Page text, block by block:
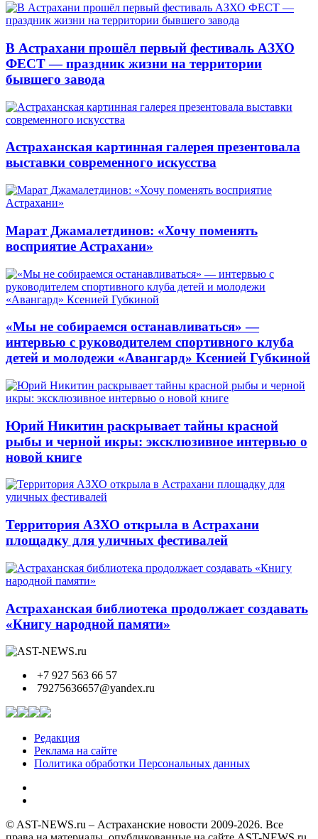
В Астрахани прошёл первый фестиваль АЗХО
ФЕСТ — праздник жизни на территории
бывшего завода
Астраханская картинная галерея презентовала
выставки современного искусства
Марат Джамалетдинов: «Хочу поменять
восприятие Астрахани»
«Мы не собираемся останавливаться» —
интервью с руководителем спортивного клуба
детей и молодежи «Авангард» Ксенией Губкиной
Юрий Никитин раскрывает тайны красной
рыбы и черной икры: эксклюзивное интервью о
новой книге
Территория АЗХО открыла в Астрахани
площадку для уличных фестивалей
Астраханская библиотека продолжает создавать
«Книгу народной памяти»
+7 927 563 66 57
79275636657@yandex.ru
Редакция
Реклама на сайте
Политика обработки Персональных данных
© AST-NEWS.ru – Астраханские новости 2009-2026. Все